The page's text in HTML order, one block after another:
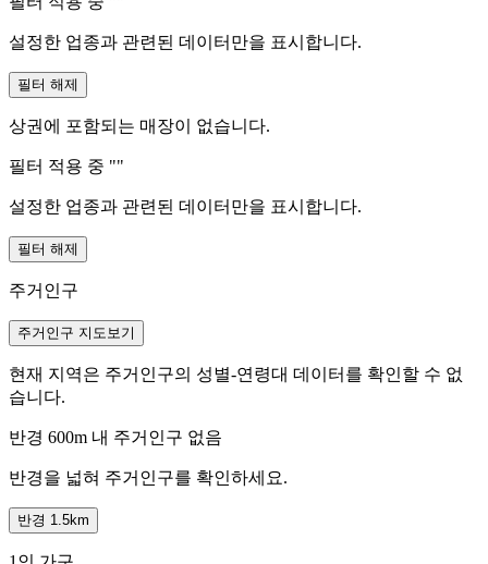
설정한 업종과 관련된 데이터만을 표시합니다.
필터 해제
상권에 포함되는 매장이 없습니다.
필터 적용 중 ""
설정한 업종과 관련된 데이터만을 표시합니다.
필터 해제
주거인구
주거인구 지도보기
현재 지역은 주거인구의 성별-연령대 데이터를 확인할 수 없
습니다.
반경 600m 내 주거인구 없음
반경을 넓혀 주거인구를 확인하세요.
반경 1.5km